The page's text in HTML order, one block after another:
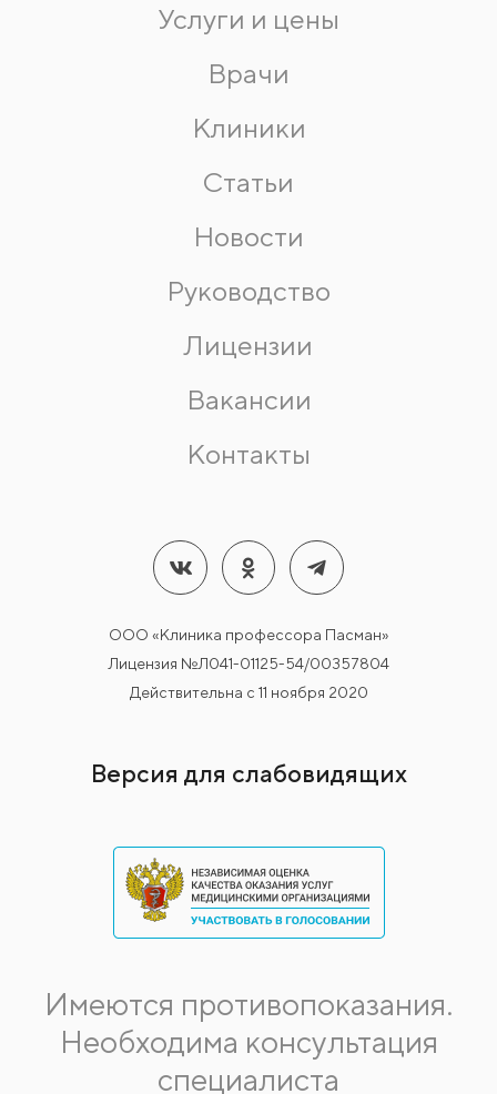
Услуги и цены
Врачи
Клиники
Статьи
Новости
Руководство
Лицензии
Вакансии
Контакты
ООО «Клиника профессора Пасман»
Лицензия №Л041-01125-54/00357804
Действительна с 11 ноября 2020
Версия для слабовидящих
Имеются противопоказания.
Необходима консультация
специалиста